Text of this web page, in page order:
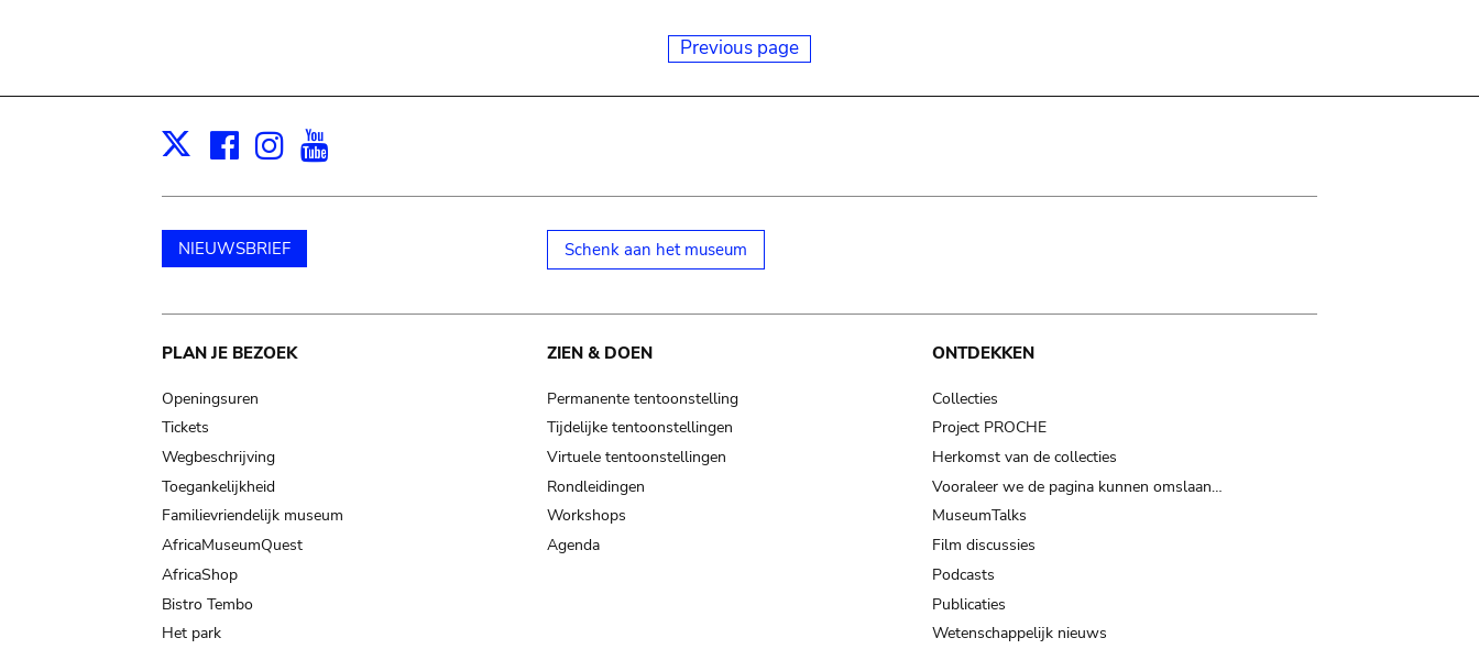
Previous page
X Facebook
Instagram
NIEUWSBRIEF Schenk aan het museum
Main
navigation
PLAN JE BEZOEK
Openingsuren
Tickets
Wegbeschrijving
Toegankelijkheid
Familievriendelijk museum
AfricaMuseumQuest
AfricaShop
Bistro Tembo
Het park
ZIEN & DOEN
Permanente tentoonstelling
Tijdelijke tentoonstellingen
Virtuele tentoonstellingen
Rondleidingen
Workshops
Agenda
ONTDEKKEN
Collecties
Project PROCHE
Herkomst van de collecties
Vooraleer we de pagina kunnen omslaan…
MuseumTalks
Film discussies
Podcasts
Publicaties
Wetenschappelijk nieuws